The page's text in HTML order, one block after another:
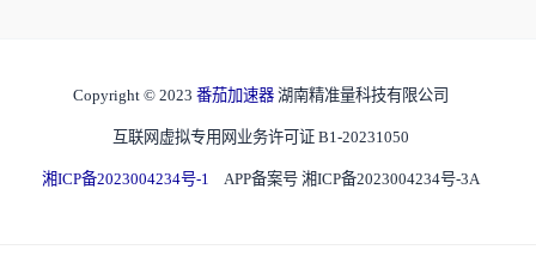
Copyright © 2023 番茄加速器 湖南精准量科技有限公司
互联网虚拟专用网业务许可证 B1-20231050
湘ICP备2023004234号-1 APP备案号 湘ICP备2023004234号-3A